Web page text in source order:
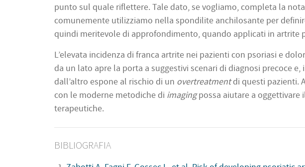
punto sul quale riflettere. Tale dato, se vogliamo, completa la
comunemente utilizziamo nella spondilite anchilosante per
quindi meritevole di approfondimento, quando applicati in artrite
L’elevata incidenza di franca artrite nei pazienti con psoriasi e
da un lato apre la porta a suggestivi scenari di diagnosi precoce
dall’altro espone al rischio di un overtreatmentdi questi pazienti.
con le moderne metodiche di imagingpossa aiutare a oggettivare
terapeutiche.
BIBLIOGRAFIA